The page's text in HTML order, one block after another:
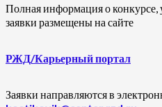
Полная информация о конкурсе,
заявки размещены на сайте
РЖД/Карьерный портал
Заявки направляются в